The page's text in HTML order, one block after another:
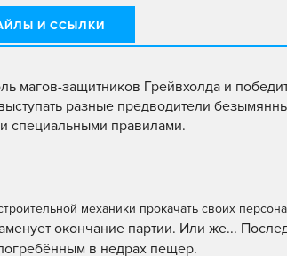
И ССЫЛКИ
магов-защитников Грейвхолда и
разные предводители
специальными правилами.
механики прокачать своих
окончание партии. Или же...
в недрах пещер.